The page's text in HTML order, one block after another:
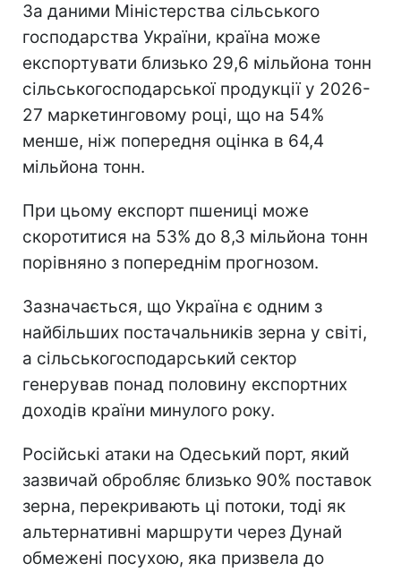
За даними Міністерства сільського
господарства України, країна може
експортувати близько 29,6 мільйона тонн
сільськогосподарської продукції у 2026-
27 маркетинговому році, що на 54%
менше, ніж попередня оцінка в 64,4
мільйона тонн.
При цьому експорт пшениці може
скоротитися на 53% до 8,3 мільйона тонн
порівняно з попереднім прогнозом.
Зазначається, що Україна є одним з
найбільших постачальників зерна у світі,
а сільськогосподарський сектор
генерував понад половину експортних
доходів країни минулого року.
Російські атаки на Одеський порт, який
зазвичай обробляє близько 90% поставок
зерна, перекривають ці потоки, тоді як
альтернативні маршрути через Дунай
обмежені посухою, яка призвела до